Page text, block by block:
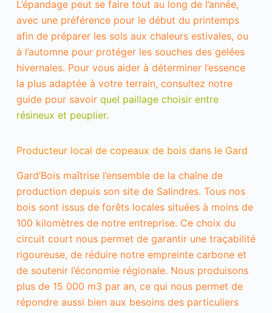
L’épandage peut se faire tout au long de l’année,
avec une préférence pour le début du printemps
afin de préparer les sols aux chaleurs estivales, ou
à l’automne pour protéger les souches des gelées
hivernales. Pour vous aider à déterminer l’essence
la plus adaptée à votre terrain, consultez notre
guide pour savoir quel paillage choisir entre
résineux et peuplier.
Producteur local de copeaux de bois dans le Gard
Gard’Bois maîtrise l’ensemble de la chaîne de
production depuis son site de Salindres. Tous nos
bois sont issus de forêts locales situées à moins de
100 kilomètres de notre entreprise. Ce choix du
circuit court nous permet de garantir une traçabilité
rigoureuse, de réduire notre empreinte carbone et
de soutenir l’économie régionale. Nous produisons
plus de 15 000 m3 par an, ce qui nous permet de
répondre aussi bien aux besoins des particuliers
p
e
n
s
a
b
l
e
s
é
s
a
r
e
a
u
f
n
c
t
o